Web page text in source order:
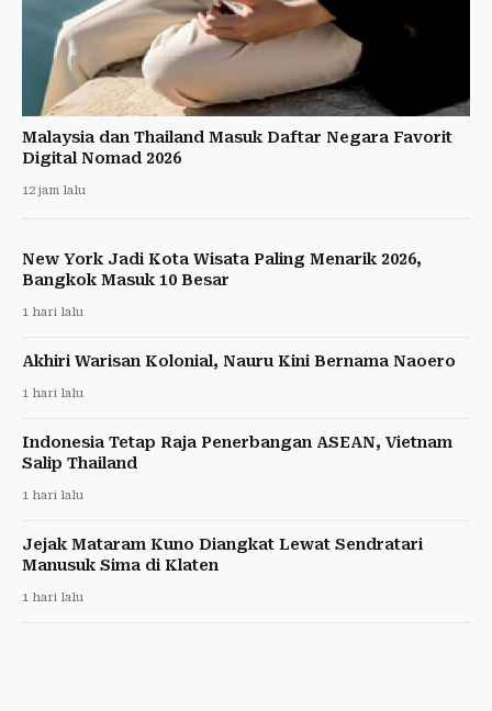
Malaysia dan Thailand Masuk Daftar Negara Favorit
Digital Nomad 2026
12 jam lalu
New York Jadi Kota Wisata Paling Menarik 2026,
Bangkok Masuk 10 Besar
1 hari lalu
Akhiri Warisan Kolonial, Nauru Kini Bernama Naoero
1 hari lalu
Indonesia Tetap Raja Penerbangan ASEAN, Vietnam
Salip Thailand
1 hari lalu
Jejak Mataram Kuno Diangkat Lewat Sendratari
Manusuk Sima di Klaten
1 hari lalu